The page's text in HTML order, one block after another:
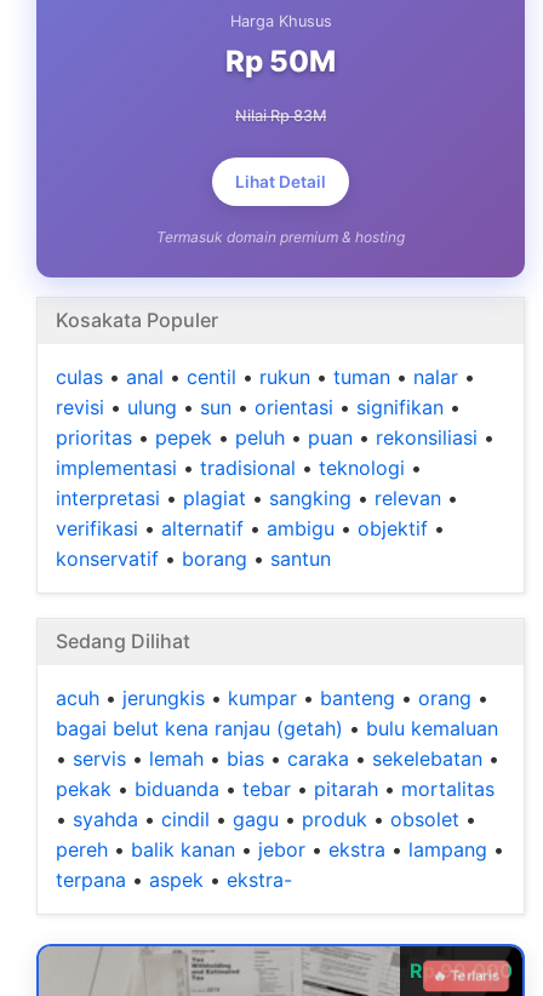
Harga Khusus
Rp 50M
Nilai Rp 83M
Lihat Detail
Termasuk domain premium & hosting
Kosakata Populer
culas • anal • centil • rukun • tuman • nalar •
revisi • ulung • sun • orientasi • signifikan •
prioritas • pepek • peluh • puan • rekonsiliasi •
implementasi • tradisional • teknologi •
interpretasi • plagiat • sangking • relevan •
verifikasi • alternatif • ambigu • objektif •
konservatif • borang • santun
Sedang Dilihat
acuh • jerungkis • kumpar • banteng • orang •
bagai belut kena ranjau (getah) • bulu kemaluan
• servis • lemah • bias • caraka • sekelebatan •
pekak • biduanda • tebar • pitarah • mortalitas
• syahda • cindil • gagu • produk • obsolet •
pereh • balik kanan • jebor • ekstra • lampang •
terpana • aspek • ekstra-
Rp 99.000
🔥 Terlaris